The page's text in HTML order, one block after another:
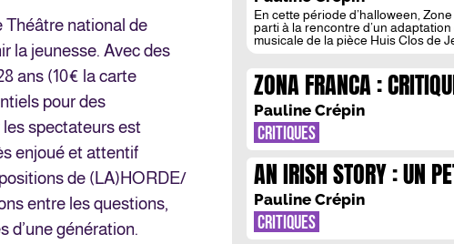
Théâtre national de
la jeunesse. Avec des
ans (10€ la carte
pour des
les spectateurs est
enjoué et attentif
de (LA)HORDE/
entre les questions,
d’une génération.
En cette période d’halloween,
parti à la rencontre d’un
musicale de la pièce Huis Clos de
l’harmonie en enfer. ​ Un
La compagnie apporte un éclairage
singulier à […]
ZONA FRANCA :
ZONE FRANCHE
Pauline Crépin
CRITIQUES
AN IRISH STORY : UN
DE THEATRE
Pauline Crépin
CRITIQUES